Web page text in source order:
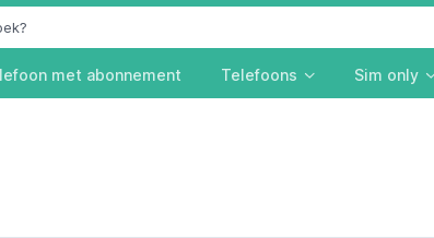
met abonnement Telefoons Sim only